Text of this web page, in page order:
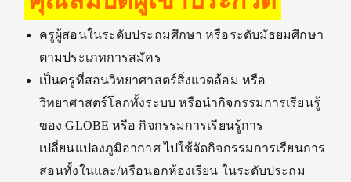
ครูผู้สอนในระดับประถมศึกษา หรือระดับมัธยมศึกษา
ตามประเภทการสมัคร
เป็นครูที่สอนวิทยาศาสตร์สิ่งแวดล้อม หรือ
วิทยาศาสตร์โลกทั้งระบบ หรือนำกิจกรรมการเรียนรู้
ของ GLOBE หรือ กิจกรรมการเรียนรู้การ
เปลี่ยนแปลงภูมิอากาศ ไปใช้จัดกิจกรรมการเรียนการ
สอนทั้งในและ/หรือนอกห้องเรียน ในระดับประถม